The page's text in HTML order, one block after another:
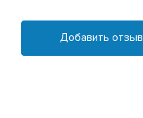
Добавить отзыв